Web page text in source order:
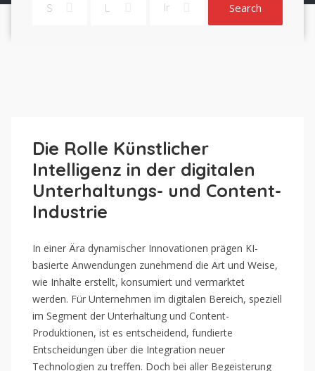
Search
Die Rolle Künstlicher
Intelligenz in der digitalen
Unterhaltungs- und Content-
Industrie
In einer Ära dynamischer Innovationen prägen KI-
basierte Anwendungen zunehmend die Art und Weise,
wie Inhalte erstellt, konsumiert und vermarktet
werden. Für Unternehmen im digitalen Bereich, speziell
im Segment der Unterhaltung und Content-
Produktionen, ist es entscheidend, fundierte
Entscheidungen über die Integration neuer
Technologien zu treffen. Doch bei aller Begeisterung